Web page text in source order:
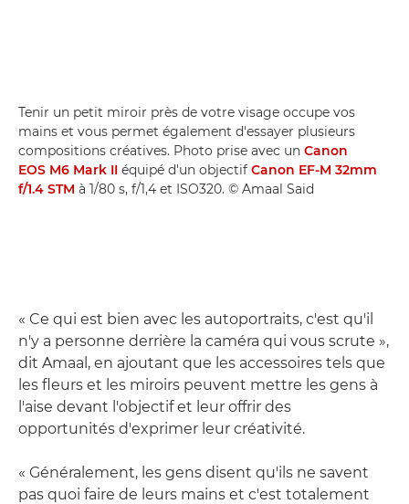
Tenir un petit miroir près de votre visage occupe vos
mains et vous permet également d'essayer plusieurs
compositions créatives. Photo prise avec un Canon
EOS M6 Mark II équipé d'un objectif Canon EF-M 32mm
f/1.4 STM à 1/80 s, f/1,4 et ISO320. © Amaal Said
« Ce qui est bien avec les autoportraits, c'est qu'il
n'y a personne derrière la caméra qui vous scrute »,
dit Amaal, en ajoutant que les accessoires tels que
les fleurs et les miroirs peuvent mettre les gens à
l'aise devant l'objectif et leur offrir des
opportunités d'exprimer leur créativité.
« Généralement, les gens disent qu'ils ne savent
pas quoi faire de leurs mains et c'est totalement